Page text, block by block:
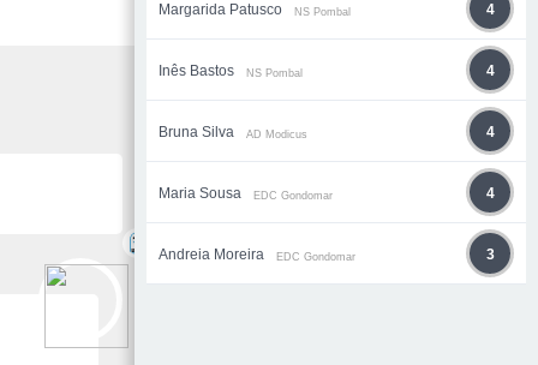
Margarida Patusco NS Pombal 4
Inês Bastos NS Pombal 4
Bruna Silva AD Modicus 4
Maria Sousa EDC Gondomar 4
Andreia Moreira EDC Gondomar 3